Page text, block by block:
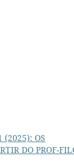
OS
DO PROF-